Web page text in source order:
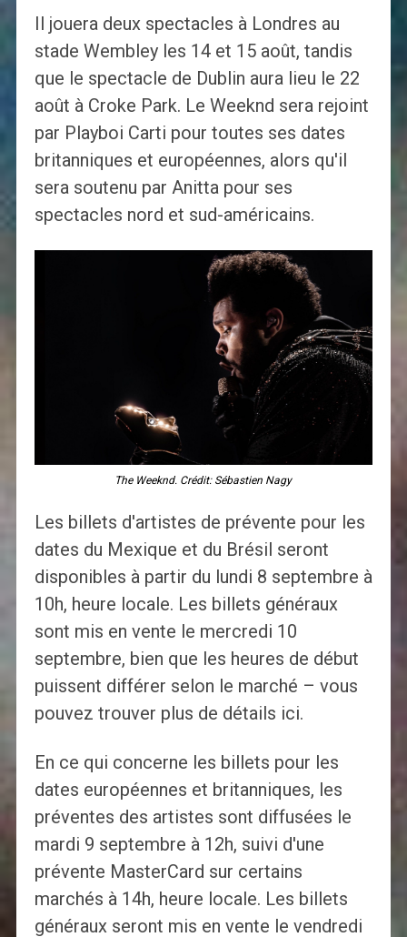
Il jouera deux spectacles à Londres au
stade Wembley les 14 et 15 août, tandis
que le spectacle de Dublin aura lieu le 22
août à Croke Park. Le Weeknd sera rejoint
par Playboi Carti pour toutes ses dates
britanniques et européennes, alors qu'il
sera soutenu par Anitta pour ses
spectacles nord et sud-américains.
The Weeknd. Crédit: Sébastien Nagy
Les billets d'artistes de prévente pour les
dates du Mexique et du Brésil seront
disponibles à partir du lundi 8 septembre à
10h, heure locale. Les billets généraux
sont mis en vente le mercredi 10
septembre, bien que les heures de début
puissent différer selon le marché – vous
pouvez trouver plus de détails ici.
En ce qui concerne les billets pour les
dates européennes et britanniques, les
préventes des artistes sont diffusées le
mardi 9 septembre à 12h, suivi d'une
prévente MasterCard sur certains
marchés à 14h, heure locale. Les billets
généraux seront mis en vente le vendredi